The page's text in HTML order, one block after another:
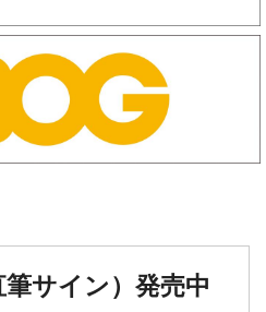
サイン）発売中